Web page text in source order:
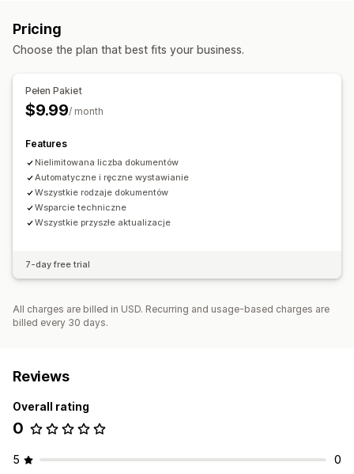
Customization
Pricing
Choose the plan that best fits your business.
Pełen Pakiet
$9.99/ month
Features
Nielimitowana liczba dokumentów
Automatyczne i ręczne wystawianie
Wszystkie rodzaje dokumentów
Wsparcie techniczne
Wszystkie przyszłe aktualizacje
7-day free trial
All charges are billed in USD. Recurring and usage-based charges are
billed every 30 days.
Reviews
Overall rating
0
5 0